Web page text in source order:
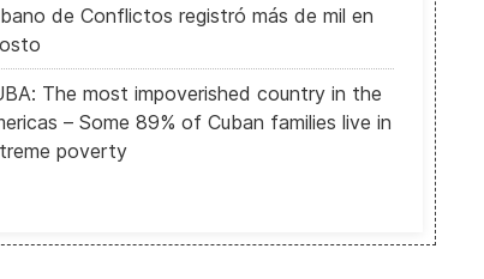
de Conflictos registró más de mil en
The most impoverished country in the
– Some 89% of Cuban families live in
poverty